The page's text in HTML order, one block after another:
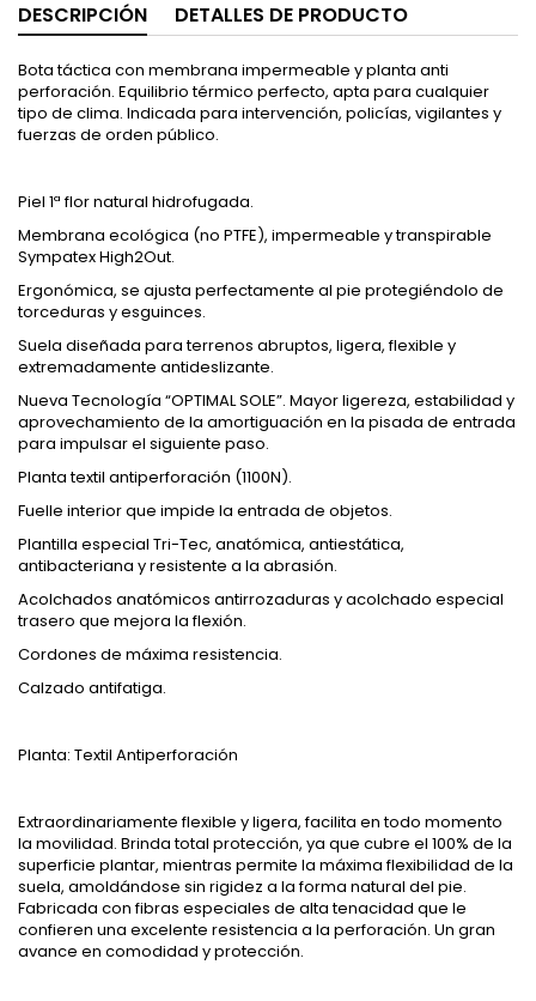
DESCRIPCIÓN DETALLES DE PRODUCTO
Bota táctica con membrana impermeable y planta anti
perforación. Equilibrio térmico perfecto, apta para cualquier
tipo de clima. Indicada para intervención, policías, vigilantes y
fuerzas de orden público.
Piel 1ª flor natural hidrofugada.
Membrana ecológica (no PTFE), impermeable y transpirable
Sympatex High2Out.
Ergonómica, se ajusta perfectamente al pie protegiéndolo de
torceduras y esguinces.
Suela diseñada para terrenos abruptos, ligera, flexible y
extremadamente antideslizante.
Nueva Tecnología “OPTIMAL SOLE”. Mayor ligereza, estabilidad y
aprovechamiento de la amortiguación en la pisada de entrada
para impulsar el siguiente paso.
Planta textil antiperforación (1100N).
Fuelle interior que impide la entrada de objetos.
Plantilla especial Tri-Tec, anatómica, antiestática,
antibacteriana y resistente a la abrasión.
Acolchados anatómicos antirrozaduras y acolchado especial
trasero que mejora la flexión.
Cordones de máxima resistencia.
Calzado antifatiga.
Planta: Textil Antiperforación
Extraordinariamente flexible y ligera, facilita en todo momento
la movilidad. Brinda total protección, ya que cubre el 100% de la
superficie plantar, mientras permite la máxima flexibilidad de la
suela, amoldándose sin rigidez a la forma natural del pie.
Fabricada con fibras especiales de alta tenacidad que le
confieren una excelente resistencia a la perforación. Un gran
avance en comodidad y protección.